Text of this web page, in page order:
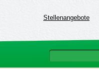
Stellenangebote